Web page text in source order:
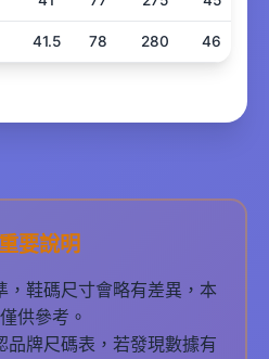
41.5 78 280 46
要說明
，鞋碼尺寸會略有差異，本
供參考。
品牌尺碼表，若發現數據有